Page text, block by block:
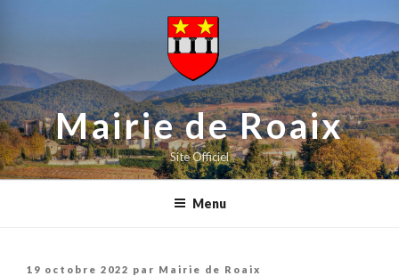
principal
Mairie de Roaix
Site Officiel
Menu
Publié
19 octobre 2022 par Mairie de Roaix